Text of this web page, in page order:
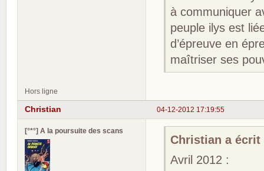
à communiquer
peuple ilys est
d’épreuve en
maîtriser ses
Hors ligne
04-12-2012 17:19:55
Christian
[°*°] A la poursuite des scans
Christian a écrit
Avril 2012 :